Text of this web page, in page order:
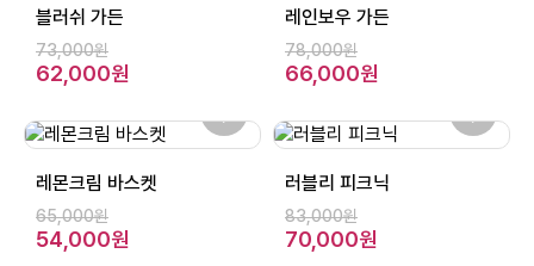
블러쉬 가든
73,000원
62,000원
레인보우 가든
78,000원
66,000원
레몬크림 바스켓
65,000원
54,000원
러블리 피크닉
83,000원
70,000원